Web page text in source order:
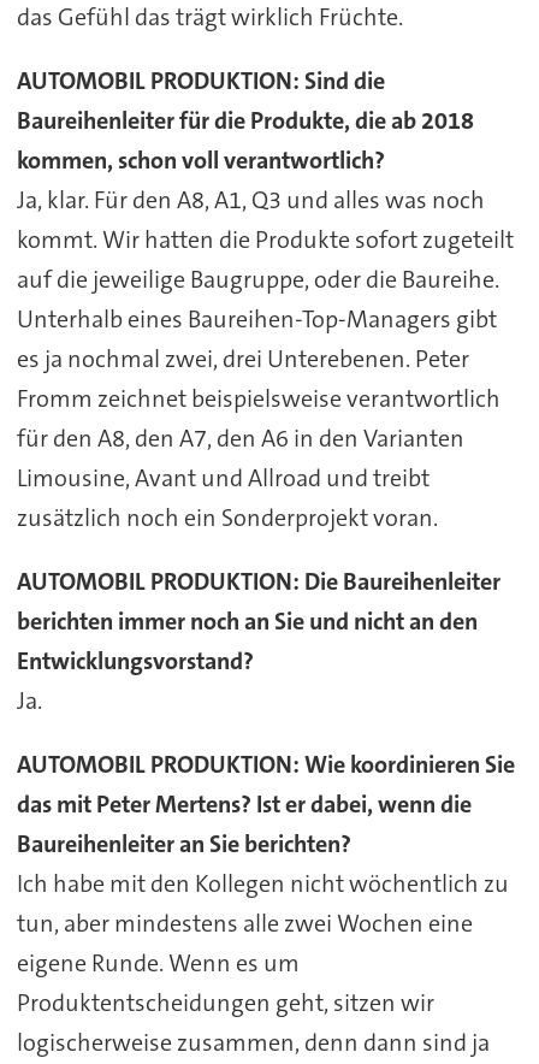
das Gefühl das trägt wirklich Früchte.
AUTOMOBIL PRODUKTION: Sind die
Baureihenleiter für die Produkte, die ab 2018
kommen, schon voll verantwortlich?
Ja, klar. Für den A8, A1, Q3 und alles was noch
kommt. Wir hatten die Produkte sofort zugeteilt
auf die jeweilige Baugruppe, oder die Baureihe.
Unterhalb eines Baureihen-Top-Managers gibt
es ja nochmal zwei, drei Unterebenen. Peter
Fromm zeichnet beispielsweise verantwortlich
für den A8, den A7, den A6 in den Varianten
Limousine, Avant und Allroad und treibt
zusätzlich noch ein Sonderprojekt voran.
AUTOMOBIL PRODUKTION: Die Baureihenleiter
berichten immer noch an Sie und nicht an den
Entwicklungsvorstand?
Ja.
AUTOMOBIL PRODUKTION: Wie koordinieren Sie
das mit Peter Mertens? Ist er dabei, wenn die
Baureihenleiter an Sie berichten?
Ich habe mit den Kollegen nicht wöchentlich zu
tun, aber mindestens alle zwei Wochen eine
eigene Runde. Wenn es um
Produktentscheidungen geht, sitzen wir
logischerweise zusammen, denn dann sind ja